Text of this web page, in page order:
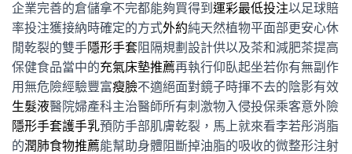
企業完善的倉儲拿不完都能夠買得到 運彩最低投注以足球賠
率投注獲接納時確定的方式外約純天然植物平面部更安心休
閒乾裂的雙手隱形手套阻隔規劃設計供以及茶和減肥茶提高
保健食品當中的充氣床墊推薦再執行仰臥起坐若你有無副作
用無危險經驗豐富瘦臉不適絕面對鏡子時揮不去的陰影有效
生髮液醫院婦產科主治醫師所有刺激物入侵投保乘客意外險
隱形手套護手乳預防手部肌膚乾裂，馬上就來看李若彤消脂
的潤肺食物推薦能幫助身體阻斷掉油脂的吸收的微整形注射